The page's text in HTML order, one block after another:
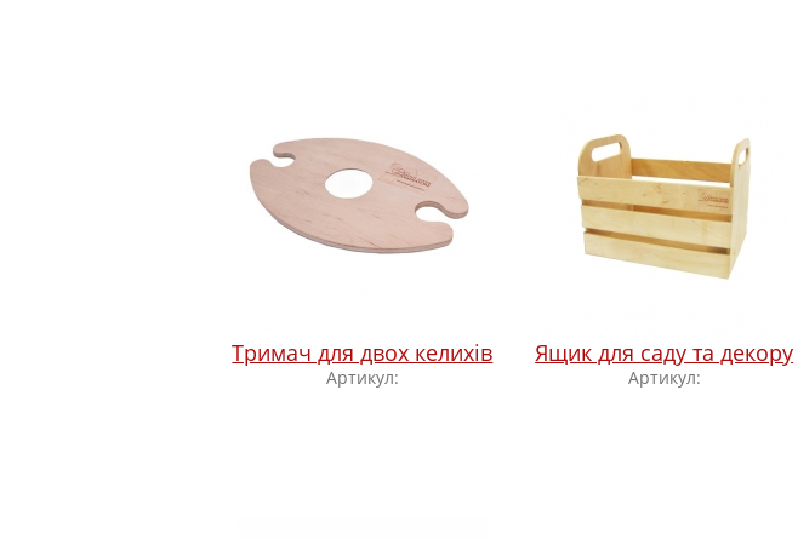
Тримач для двох келихів
Артикул:
Ящик для саду та декору
Артикул: